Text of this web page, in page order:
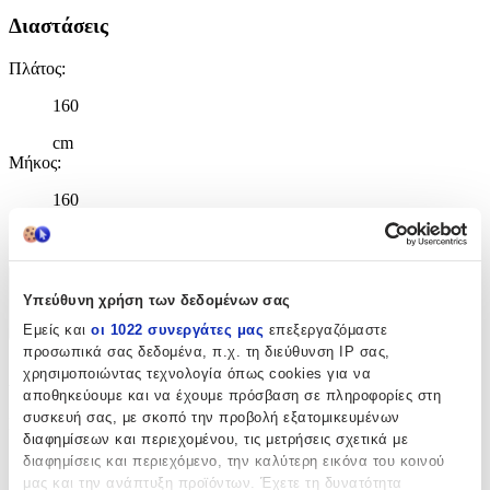
Υπεύθυνη χρήση των δεδομένων σας
Εμείς και οι 1022 συνεργάτες μας επεξεργαζόμαστε
προσωπικά σας δεδομένα, π.χ. τη διεύθυνση IP σας,
χρησιμοποιώντας τεχνολογία όπως cookies για να
αποθηκεύουμε και να έχουμε πρόσβαση σε πληροφορίες στη
συσκευή σας, με σκοπό την προβολή εξατομικευμένων
διαφημίσεων και περιεχομένου, τις μετρήσεις σχετικά με
διαφημίσεις και περιεχόμενο, την καλύτερη εικόνα του κοινού
μας και την ανάπτυξη προϊόντων. Έχετε τη δυνατότητα
Διαστάσεις
Πλάτος:
160
cm
Μήκος:
160
Χαρακτηριστικά
+
Χαρακτηριστικά
Κατασκευαστής :
Royal Carpet